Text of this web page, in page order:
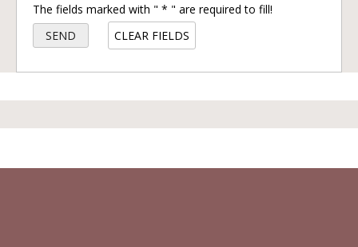
The fields marked with " * " are required to fill!